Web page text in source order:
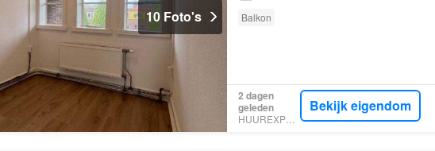
10 Foto's
Balkon
2 dagen
geleden
HUUREXPERT
Bekijk eigendom